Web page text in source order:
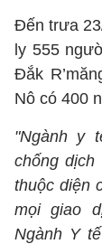
Đến trưa
ly 555
Đắk
Nô có 400
"Ngành y
chống
thuộc diện
mọi giao
Ngành Y